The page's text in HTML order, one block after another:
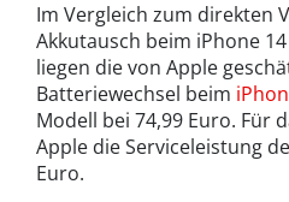
Im Vergleich zum direkten
Akkutausch beim iPhone
liegen die von Apple
Batteriewechsel beim
Modell bei 74,99 Euro. Für
Apple die Serviceleistung
Euro.